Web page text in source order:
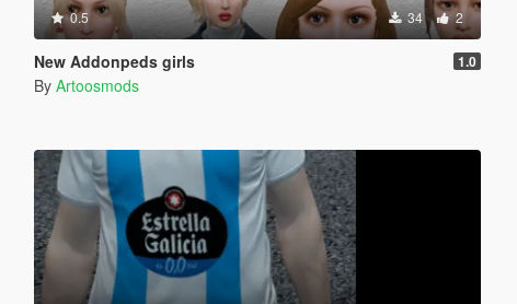
0.5 34 2
New Addonpeds girls 1.0
By Artoosmods